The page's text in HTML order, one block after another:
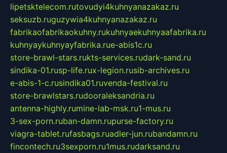
lipetsktelecom.rutovudyi4kuhnyanazakaz.ru
seksuzb.ruguzywia4kuhnyanazakaz.ru
fabrikaofabrikaokuhny.rukuhnyaekuhnyaafabrika.ru
kuhnyaykuhnyayfabrika.rue-abis1c.ru
store-brawl-stars.rukts-services.rudark-sand.ru
sindika-01.rusp-life.rux-legion.rusib-archives.ru
e-abis-1-c.rusindika01.ruvenda-festival.ru
store-brawlstars.rudooraleksandria.ru
antenna-highly.rumine-lab-msk.ru1-mus.ru
3-sex-porn.ruban-damn.rupurse-factory.ru
viagra-tablet.rufasbags.ruadler-jun.rubandamn.ru
fincontech.ru3sexporn.ru1mus.rudarksand.ru